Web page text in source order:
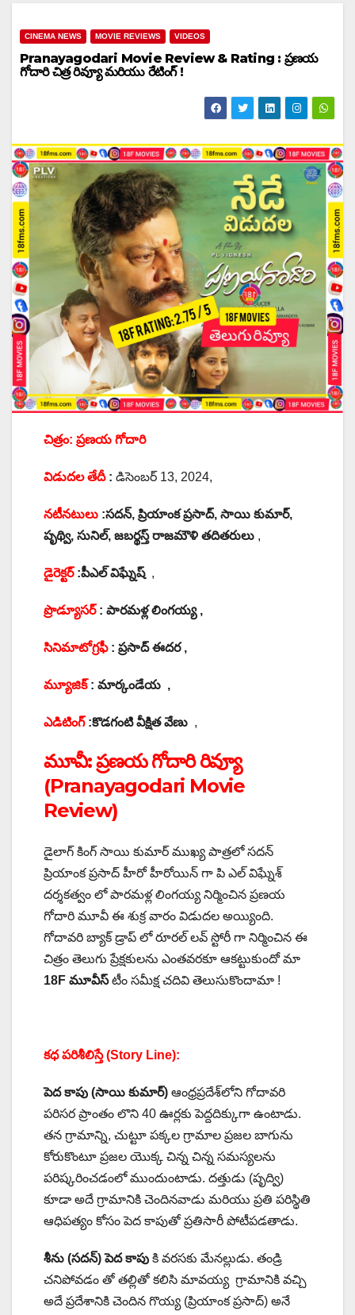
CINEMA NEWS MOVIE REVIEWS VIDEOS
Pranayagodari Movie Review & Rating : ప్రణయ
గోదారి చిత్ర రివ్యూ మరియు రేటింగ్ !
చిత్రం: ప్రణయ గోదారి
విడుదల తేదీ: డిసెంబర్ 13, 2024,
నటీనటులు :సదన్‌, ప్రియాంక ప్రసాద్‌, సాయి కుమార్‌,
పృథ్వి, సునిల్‌, జబర్థస్త్‌ రాజమౌళి తదితరులు ,
డైరెక్టర్:పీఎల్‌ విఘ్నేష్‌,
ప్రొడ్యూసర్: పారమళ్ల లింగయ్య ,
సినిమాటోగ్రఫీ: ప్రసాద్ ఈదర ,
మ్యూజిక్: మార్కండేయ ,
ఎడిటింగ్:కొడగంటి వీక్షిత వేణు ,
మూవీ: ప్రణయ గోదారి రివ్యూ
(Pranayagodari Movie
Review)
డైలాగ్ కింగ్ సాయి కుమార్ ముఖ్య పాత్రలో సదన్
ప్రియాంక ప్రసాద్ హీరో హీరోయిన్ గా పి ఎల్ విఘ్నేశ్
దర్శకత్వం లో పారమళ్ల లింగయ్య నిర్మించిన ప్రణయ
గోదారి మూవీ ఈ శుక్ర వారం విడుదల అయ్యింది.
గోదావరి బ్యాక్ డ్రాప్ లో రూరల్ లవ్ స్టోరీ గా నిర్మించిన ఈ
చిత్రం తెలుగు ప్రేక్షకులను ఎంతవరకూ ఆకట్టుకుందో మా
18F మూవీస్టీం సమీక్ష చదివి తెలుసుకొందామా !
కధ పరిశీలిస్తే (Story Line):
పెద కాపు (సాయి కుమార్) ఆంధ్రప్రదేశ్‌లోని గోదావరి
పరిసర ప్రాంతం లొని 40 ఊర్లకు పెద్దదిక్కుగా ఉంటాడు.
తన గ్రామాన్ని, చుట్టూ పక్కల గ్రామాల ప్రజల బాగును
కోరుకొంటూ ప్రజల యొక్క చిన్న చిన్న సమస్యలను
పరిష్కరించడంలో ముందుంటాడు. దత్తుడు (పృద్వి)
కూడా అదే గ్రామానికి చెందినవాడు మరియు ప్రతి పరిస్థితి
ఆధిపత్యం కోసం పెద కాపుతో ప్రతిసారీ పోటీపడతాడు.
శీను (సదన్) పెద కాపు కి వరసకు మేనల్లుడు. తండ్రి
చనిపోవడం తో తల్లితో కలిసి మావయ్య గ్రామానికి వచ్చి
అదే ప్రదేశానికి చెందిన గొయ్య (ప్రియాంక ప్రసాద్) అనే